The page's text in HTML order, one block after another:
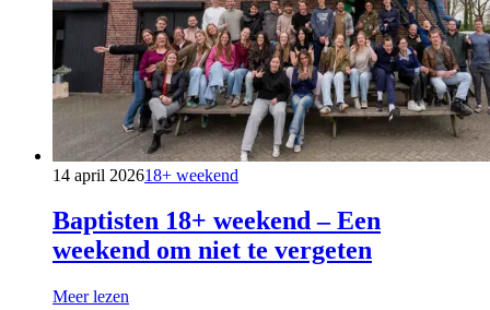
14 april 202618+ weekend
Baptisten 18+ weekend – Een
weekend om niet te vergeten
Meer lezen